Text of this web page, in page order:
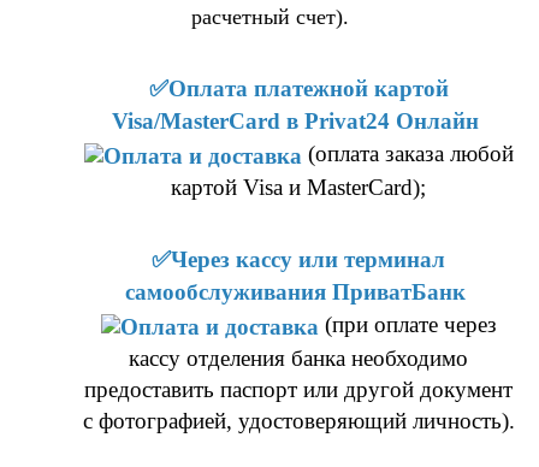
расчетный счет).
✅Оплата платежной картой
Visa/MasterCard в Privat24 Онлайн
(оплата заказа любой
картой Visa и MasterCard);
✅Через кассу или терминал
самообслуживания ПриватБанк
(при оплате через
кассу отделения банка необходимо
предоставить паспорт или другой документ
с фотографией, удостоверяющий личность).